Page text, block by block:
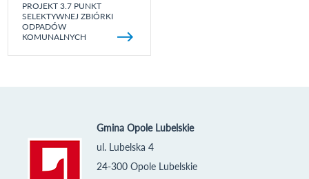
PROJEKT 3.7 PUNKT
SELEKTYWNEJ ZBIÓRKI
ODPADÓW
KOMUNALNYCH
Gmina Opole Lubelskie
ul. Lubelska 4
24-300 Opole Lubelskie